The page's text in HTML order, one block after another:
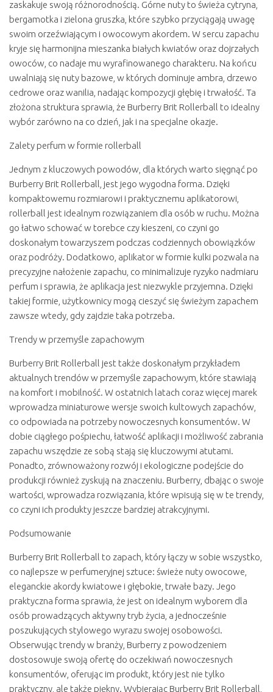
zaskakuje swoją różnorodnością. Górne nuty to świeża cytryna,
bergamotka i zielona gruszka, które szybko przyciągają uwagę
swoim orzeźwiającym i owocowym akordem. W sercu zapachu
kryje się harmonijna mieszanka białych kwiatów oraz dojrzałych
owoców, co nadaje mu wyrafinowanego charakteru. Na końcu
uwalniają się nuty bazowe, w których dominuje ambra, drzewo
cedrowe oraz wanilia, nadając kompozycji głębię i trwałość. Ta
złożona struktura sprawia, że Burberry Brit Rollerball to idealny
wybór zarówno na co dzień, jak i na specjalne okazje.
Zalety perfum w formie rollerball
Jednym z kluczowych powodów, dla których warto sięgnąć po
Burberry Brit Rollerball, jest jego wygodna forma. Dzięki
kompaktowemu rozmiarowi i praktycznemu aplikatorowi,
rollerball jest idealnym rozwiązaniem dla osób w ruchu. Można
go łatwo schować w torebce czy kieszeni, co czyni go
doskonałym towarzyszem podczas codziennych obowiązków
oraz podróży. Dodatkowo, aplikator w formie kulki pozwala na
precyzyjne nałożenie zapachu, co minimalizuje ryzyko nadmiaru
perfum i sprawia, że aplikacja jest niezwykle przyjemna. Dzięki
takiej formie, użytkownicy mogą cieszyć się świeżym zapachem
zawsze wtedy, gdy zajdzie taka potrzeba.
Trendy w przemyśle zapachowym
Burberry Brit Rollerball jest także doskonałym przykładem
aktualnych trendów w przemyśle zapachowym, które stawiają
na komfort i mobilność. W ostatnich latach coraz więcej marek
wprowadza miniaturowe wersje swoich kultowych zapachów,
co odpowiada na potrzeby nowoczesnych konsumentów. W
dobie ciągłego pośpiechu, łatwość aplikacji i możliwość zabrania
zapachu wszędzie ze sobą stają się kluczowymi atutami.
Ponadto, zrównoważony rozwój i ekologiczne podejście do
produkcji również zyskują na znaczeniu. Burberry, dbając o swoje
wartości, wprowadza rozwiązania, które wpisują się w te trendy,
co czyni ich produkty jeszcze bardziej atrakcyjnymi.
Podsumowanie
Burberry Brit Rollerball to zapach, który łączy w sobie wszystko,
co najlepsze w perfumeryjnej sztuce: świeże nuty owocowe,
eleganckie akordy kwiatowe i głębokie, trwałe bazy. Jego
praktyczna forma sprawia, że jest on idealnym wyborem dla
osób prowadzących aktywny tryb życia, a jednocześnie
poszukujących stylowego wyrazu swojej osobowości.
Obserwując trendy w branży, Burberry z powodzeniem
dostosowuje swoją ofertę do oczekiwań nowoczesnych
konsumentów, oferując im produkt, który jest nie tylko
praktyczny, ale także piękny. Wybierając Burberry Brit Rollerball,